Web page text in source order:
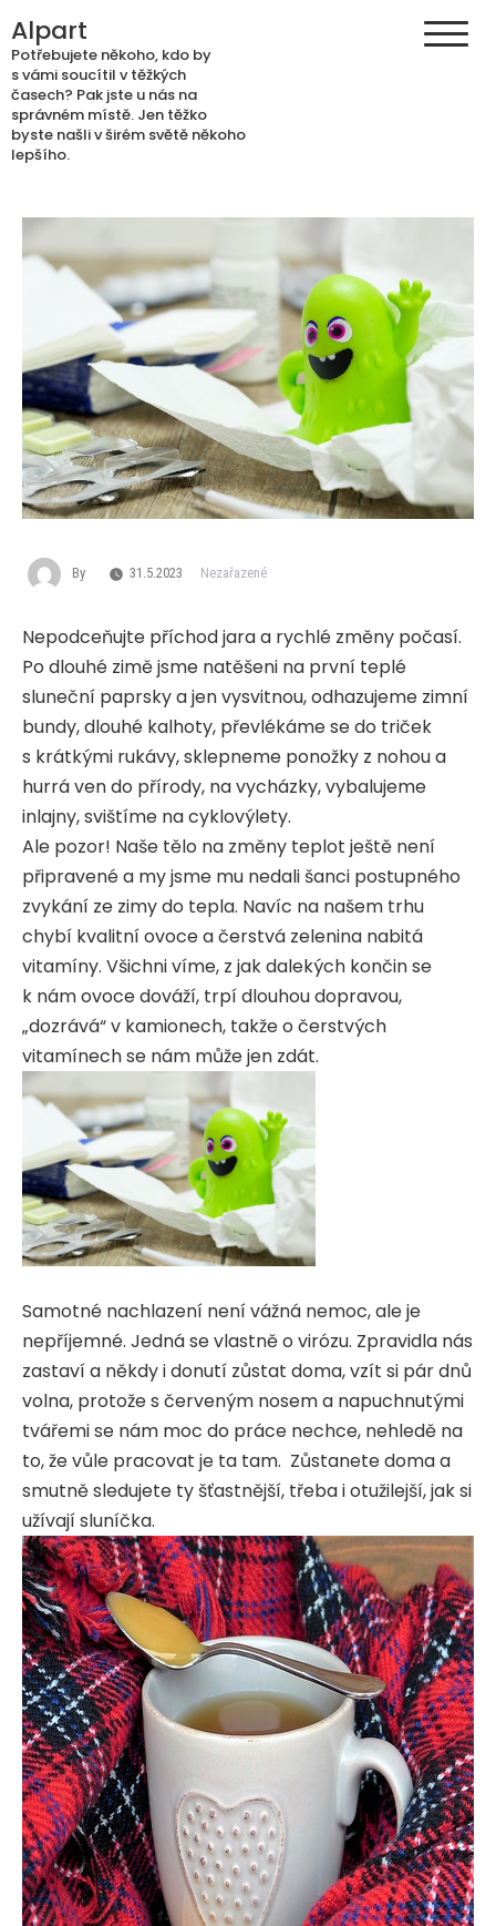
to
content
Alpart
Potřebujete někoho, kdo by
s vámi soucítil v těžkých
časech? Pak jste u nás na
správném místě. Jen těžko
byste našli v širém světě někoho
lepšího.
By 31.5.2023 Nezařazené
Nepodceňujte příchod jara a rychlé změny počasí.
Po dlouhé zimě jsme natěšeni na první teplé
sluneční paprsky a jen vysvitnou, odhazujeme zimní
bundy, dlouhé kalhoty, převlékáme se do triček
s krátkými rukávy, sklepneme ponožky z nohou a
hurrá ven do přírody, na vycházky, vybalujeme
inlajny, svištíme na cyklovýlety.
Ale pozor! Naše tělo na změny teplot ještě není
připravené a my jsme mu nedali šanci postupného
zvykání ze zimy do tepla. Navíc na našem trhu
chybí kvalitní ovoce a čerstvá zelenina nabitá
vitamíny. Všichni víme, z jak dalekých končin se
k nám ovoce dováží, trpí dlouhou dopravou,
„dozrává“ v kamionech, takže o čerstvých
vitamínech se nám může jen zdát.
Samotné nachlazení není vážná nemoc, ale je
nepříjemné. Jedná se vlastně o virózu. Zpravidla nás
zastaví a někdy i donutí zůstat doma, vzít si pár dnů
volna, protože s červeným nosem a napuchnutými
tvářemi se nám moc do práce nechce, nehledě na
to, že vůle pracovat je ta tam. Zůstanete doma a
smutně sledujete ty šťastnější, třeba i otužilejší, jak si
užívají sluníčka.